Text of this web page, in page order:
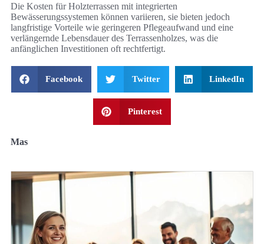
Die Kosten für Holzterrassen mit integrierten
Bewässerungssystemen können variieren, sie bieten jedoch
langfristige Vorteile wie geringeren Pflegeaufwand und eine
verlängernde Lebensdauer des Terrassenholzes, was die
anfänglichen Investitionen oft rechtfertigt.
Facebook Twitter LinkedIn
Pinterest
Mas